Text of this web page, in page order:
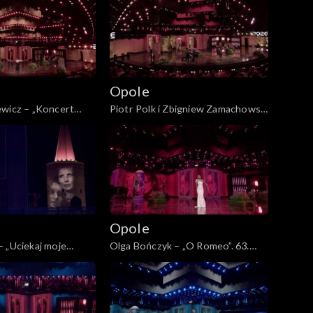
– „Koncert
świerszcze”. 63.
już nie będzie...”.
Magdzie Umer i
Opole
Piotr Polk i Zbigniew Zamachowski
– „Naprawdę nie dzieje się nic”. 63.
KFPP: „Kiedy mnie już nie będzie...”.
Koncert w hołdzie Magdzie Umer i
Agnieszce Osieckiej
„Uciekaj moje
„Kiedy mnie już
w hołdzie
i Agnieszce
Opole
Olga Bończyk – „O Romeo”. 63.
KFPP: „Kiedy mnie już nie będzie...”.
Koncert w hołdzie Magdzie Umer i
Agnieszce Osieckiej